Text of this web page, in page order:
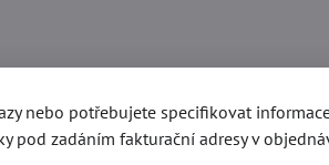
nebo potřebujete specifikovat
pod zadáním fakturační adresy v